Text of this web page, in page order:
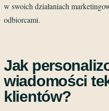
w swoich działaniach
odbiorcami.
Jak
wiadomości
klientów?